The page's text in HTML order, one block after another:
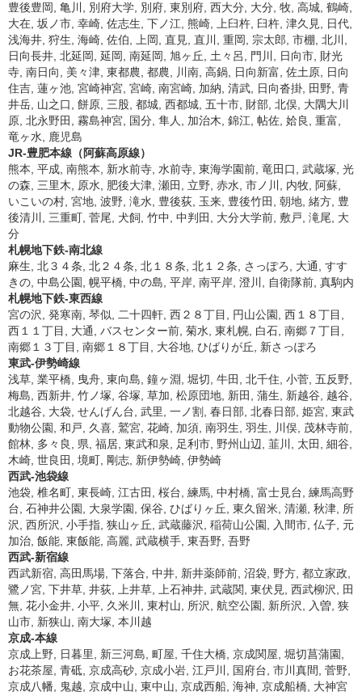
豊後豊岡, 亀川, 別府大学, 別府, 東別府, 西大分, 大分, 牧, 高城, 鶴崎,
大在, 坂ノ市, 幸崎, 佐志生, 下ノ江, 熊崎, 上臼杵, 臼杵, 津久見, 日代,
浅海井, 狩生, 海崎, 佐伯, 上岡, 直見, 直川, 重岡, 宗太郎, 市棚, 北川,
日向長井, 北延岡, 延岡, 南延岡, 旭ヶ丘, 土々呂, 門川, 日向市, 財光
寺, 南日向, 美々津, 東都農, 都農, 川南, 高鍋, 日向新富, 佐土原, 日向
住吉, 蓮ヶ池, 宮崎神宮, 宮崎, 南宮崎, 加納, 清武, 日向沓掛, 田野, 青
井岳, 山之口, 餅原, 三股, 都城, 西都城, 五十市, 財部, 北俣, 大隅大川
原, 北永野田, 霧島神宮, 国分, 隼人, 加治木, 錦江, 帖佐, 姶良, 重富,
竜ヶ水, 鹿児島
JR-豊肥本線（阿蘇高原線）
熊本, 平成, 南熊本, 新水前寺, 水前寺, 東海学園前, 竜田口, 武蔵塚, 光
の森, 三里木, 原水, 肥後大津, 瀬田, 立野, 赤水, 市ノ川, 内牧, 阿蘇,
いこいの村, 宮地, 波野, 滝水, 豊後荻, 玉来, 豊後竹田, 朝地, 緒方, 豊
後清川, 三重町, 菅尾, 犬飼, 竹中, 中判田, 大分大学前, 敷戸, 滝尾, 大
分
札幌地下鉄-南北線
麻生, 北３４条, 北２４条, 北１８条, 北１２条, さっぽろ, 大通, すす
きの, 中島公園, 幌平橋, 中の島, 平岸, 南平岸, 澄川, 自衛隊前, 真駒内
札幌地下鉄-東西線
宮の沢, 発寒南, 琴似, 二十四軒, 西２８丁目, 円山公園, 西１８丁目,
西１１丁目, 大通, バスセンター前, 菊水, 東札幌, 白石, 南郷７丁目,
南郷１３丁目, 南郷１８丁目, 大谷地, ひばりが丘, 新さっぽろ
東武-伊勢崎線
浅草, 業平橋, 曳舟, 東向島, 鐘ヶ淵, 堀切, 牛田, 北千住, 小菅, 五反野,
梅島, 西新井, 竹ノ塚, 谷塚, 草加, 松原団地, 新田, 蒲生, 新越谷, 越谷,
北越谷, 大袋, せんげん台, 武里, 一ノ割, 春日部, 北春日部, 姫宮, 東武
動物公園, 和戸, 久喜, 鷲宮, 花崎, 加須, 南羽生, 羽生, 川俣, 茂林寺前,
館林, 多々良, 県, 福居, 東武和泉, 足利市, 野州山辺, 韮川, 太田, 細谷,
木崎, 世良田, 境町, 剛志, 新伊勢崎, 伊勢崎
西武-池袋線
池袋, 椎名町, 東長崎, 江古田, 桜台, 練馬, 中村橋, 富士見台, 練馬高野
台, 石神井公園, 大泉学園, 保谷, ひばりヶ丘, 東久留米, 清瀬, 秋津, 所
沢, 西所沢, 小手指, 狭山ヶ丘, 武蔵藤沢, 稲荷山公園, 入間市, 仏子, 元
加治, 飯能, 東飯能, 高麗, 武蔵横手, 東吾野, 吾野
西武-新宿線
西武新宿, 高田馬場, 下落合, 中井, 新井薬師前, 沼袋, 野方, 都立家政,
鷺ノ宮, 下井草, 井荻, 上井草, 上石神井, 武蔵関, 東伏見, 西武柳沢, 田
無, 花小金井, 小平, 久米川, 東村山, 所沢, 航空公園, 新所沢, 入曽, 狭
山市, 新狭山, 南大塚, 本川越
京成-本線
京成上野, 日暮里, 新三河島, 町屋, 千住大橋, 京成関屋, 堀切菖蒲園,
お花茶屋, 青砥, 京成高砂, 京成小岩, 江戸川, 国府台, 市川真間, 菅野,
京成八幡, 鬼越, 京成中山, 東中山, 京成西船, 海神, 京成船橋, 大神宮